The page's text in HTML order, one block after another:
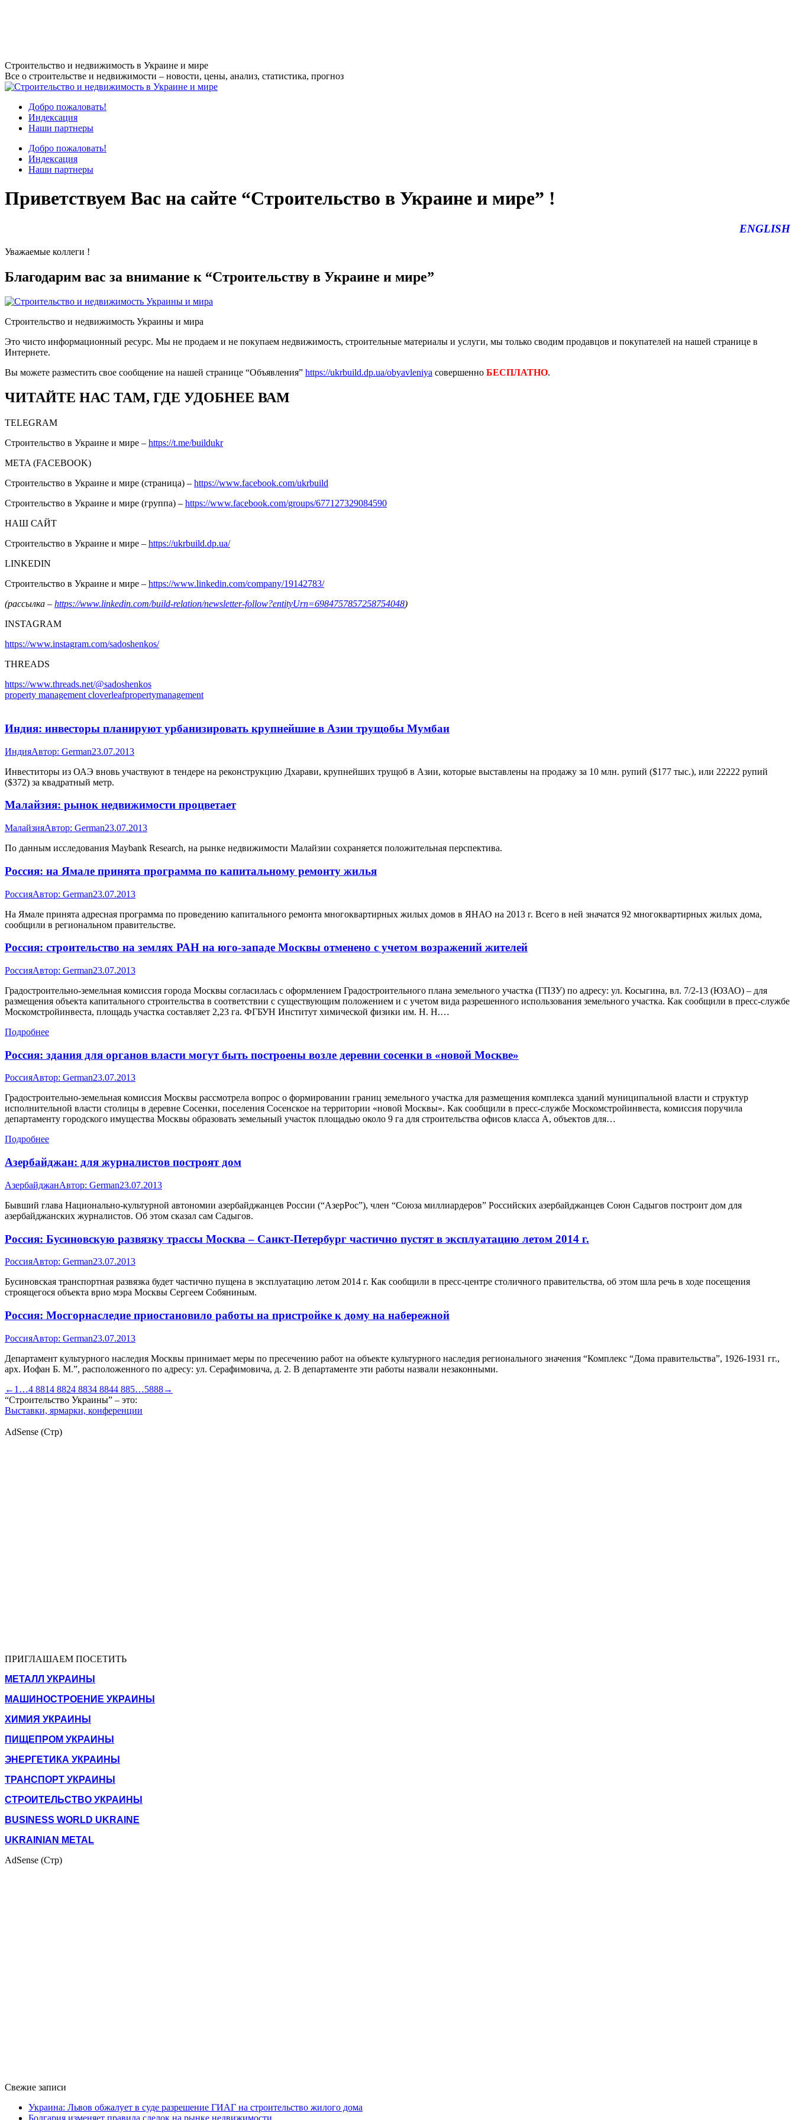
Перейти
к
содержанию
Строительство и недвижимость в Украине и мире
Все о строительстве и недвижимости – новости, цены, анализ, статистика, прогноз
Добро пожаловать!
Индексация
Наши партнеры
Добро пожаловать!
Индексация
Наши партнеры
Приветствуем Вас на сайте “Строительство в Украине и мире” !
ENGLISH
Уважаемые коллеги !
Благодарим вас за внимание к “Строительству в Украине и мире”
Строительство и недвижимость Украины и мира
Это чисто информационный ресурс. Мы не продаем и не покупаем недвижимость, строительные материалы и услуги, мы только сводим продавцов и покупателей на нашей странице в
Интернете.
Вы можете разместить свое сообщение на нашей странице “Объявления” https://ukrbuild.dp.ua/obyavleniya совершенно БЕСПЛАТНО.
ЧИТАЙТЕ НАС ТАМ, ГДЕ УДОБНЕЕ ВАМ
TELEGRAM
Строительство в Украине и мире – https://t.me/buildukr
META (FACEBOOK)
Строительство в Украине и мире (страница) – https://www.facebook.com/ukrbuild
Строительство в Украине и мире (группа) – https://www.facebook.com/groups/677127329084590
НАШ САЙТ
Строительство в Украине и мире – https://ukrbuild.dp.ua/
LINKEDIN
Строительство в Украине и мире – https://www.linkedin.com/company/19142783/
(рассылка – https://www.linkedin.com/build-relation/newsletter-follow?entityUrn=6984757857258754048)
INSTAGRAM
https://www.instagram.com/sadoshenkos/
THREADS
https://www.threads.net/@sadoshenkos
property management cloverleafpropertymanagement
Индия: инвесторы планируют урбанизировать крупнейшие в Азии трущобы Мумбаи
ИндияАвтор: German23.07.2013
Инвеститоры из ОАЭ вновь участвуют в тендере на реконструкцию Дхарави, крупнейших трущоб в Азии, которые выставлены на продажу за 10 млн. рупий ($177 тыс.), или 22222 рупий
($372) за квадратный метр.
Малайзия: рынок недвижимости процветает
МалайзияАвтор: German23.07.2013
По данным исследования Maybank Research, на рынке недвижимости Малайзии сохраняется положительная перспектива.
Россия: на Ямале принята программа по капитальному ремонту жилья
РоссияАвтор: German23.07.2013
На Ямале принята адресная программа по проведению капитального ремонта многоквартирных жилых домов в ЯНАО на 2013 г. Всего в ней значатся 92 многоквартирных жилых дома,
сообщили в региональном правительстве.
Россия: строительство на землях РАН на юго-западе Москвы отменено с учетом возражений жителей
РоссияАвтор: German23.07.2013
Градостроительно-земельная комиссия города Москвы согласилась с оформлением Градостроительного плана земельного участка (ГПЗУ) по адресу: ул. Косыгина, вл. 7/2-13 (ЮЗАО) – для
размещения объекта капитального строительства в соответствии с существующим положением и с учетом вида разрешенного использования земельного участка. Как сообщили в пресс-службе
Москомстройинвеста, площадь участка составляет 2,23 га. ФГБУН Институт химической физики им. Н. Н.…
Подробнее
Россия: здания для органов власти могут быть построены возле деревни сосенки в «новой Москве»
РоссияАвтор: German23.07.2013
Градостроительно-земельная комиссия Москвы рассмотрела вопрос о формировании границ земельного участка для размещения комплекса зданий муниципальной власти и структур
исполнительной власти столицы в деревне Сосенки, поселения Сосенское на территории «новой Москвы». Как сообщили в пресс-службе Москомстройинвеста, комиссия поручила
департаменту городского имущества Москвы образовать земельный участок площадью около 9 га для строительства офисов класса А, объектов для…
Подробнее
Азербайджан: для журналистов построят дом
АзербайджанАвтор: German23.07.2013
Бывший глава Национально-культурной автономии азербайджанцев России (“АзерРос”), член “Союза миллиардеров” Российских азербайджанцев Союн Садыгов построит дом для
азербайджанских журналистов. Об этом сказал сам Садыгов.
Россия: Бусиновскую развязку трассы Москва – Санкт-Петербург частично пустят в эксплуатацию летом 2014 г.
РоссияАвтор: German23.07.2013
Бусиновская транспортная развязка будет частично пущена в эксплуатацию летом 2014 г. Как сообщили в пресс-центре столичного правительства, об этом шла речь в ходе посещения
строящегося объекта врио мэра Москвы Сергеем Собяниным.
Россия: Мосгорнаследие приостановило работы на пристройке к дому на набережной
РоссияАвтор: German23.07.2013
Департамент культурного наследия Москвы принимает меры по пресечению работ на объекте культурного наследия регионального значения “Комплекс “Дома правительства”, 1926-1931 гг.,
арх. Иофан Б. М.”, расположенного по адресу: ул. Серафимовича, д. 2. В департаменте эти работы назвали незаконными.
← 1 …4 8814 8824 8834 8844 885…5888→
“Строительство Украины” – это:
Выставки, ярмарки, конференции
AdSense (Стр)
ПРИГЛАШАЕМ ПОСЕТИТЬ
МЕТАЛЛ УКРАИНЫ
МАШИНОСТРОЕНИЕ УКРАИНЫ
ХИМИЯ УКРАИНЫ
ПИЩЕПРОМ УКРАИНЫ
ЭНЕРГЕТИКА УКРАИНЫ
ТРАНСПОРТ УКРАИНЫ
СТРОИТЕЛЬСТВО УКРАИНЫ
BUSINESS WORLD UKRAINE
UKRAINIAN METAL
AdSense (Стр)
Свежие записи
Украина: Львов обжалует в суде разрешение ГИАГ на строительство жилого дома
Болгария изменяет правила сделок на рынке недвижимости